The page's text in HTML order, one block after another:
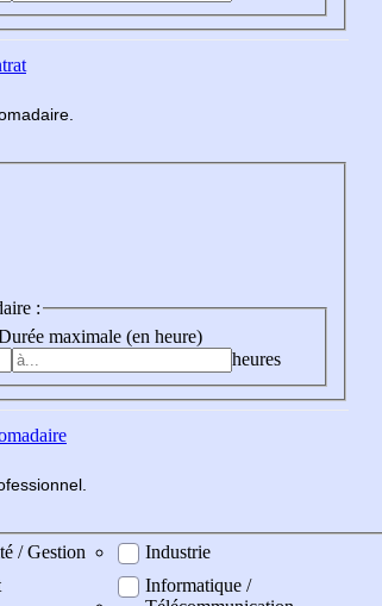
madaire
:
maximale (en heure)
heures
fessionnel
/ Gestion
Industrie
Informatique /